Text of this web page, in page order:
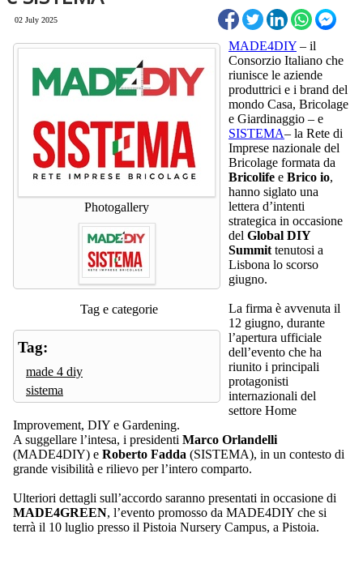
02 July 2025
Photogallery
Tag e categorie
Tag:
made 4 diy
sistema
MADE4DIY – il
Consorzio Italiano che
riunisce le aziende
produttrici e i brand del
mondo Casa, Bricolage
e Giardinaggio – e
SISTEMA– la Rete di
Imprese nazionale del
Bricolage formata da
Bricolife e Brico io,
hanno siglato una
lettera d’intenti
strategica in occasione
del Global DIY
Summit tenutosi a
Lisbona lo scorso
giugno.
La firma è avvenuta il
12 giugno, durante
l’apertura ufficiale
dell’evento che ha
riunito i principali
protagonisti
internazionali del
settore Home
Improvement, DIY e Gardening.
A suggellare l’intesa, i presidenti Marco Orlandelli
(MADE4DIY) e Roberto Fadda (SISTEMA), in un contesto di
grande visibilità e rilievo per l’intero comparto.
Ulteriori dettagli sull’accordo saranno presentati in occasione di
MADE4GREEN, l’evento promosso da MADE4DIY che si
terrà il 10 luglio presso il Pistoia Nursery Campus, a Pistoia.